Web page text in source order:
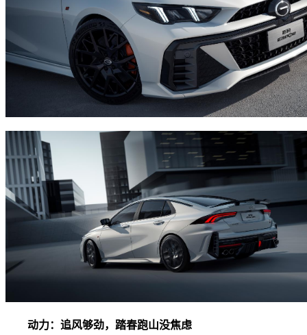
动力：追风够劲，踏春跑山没焦虑